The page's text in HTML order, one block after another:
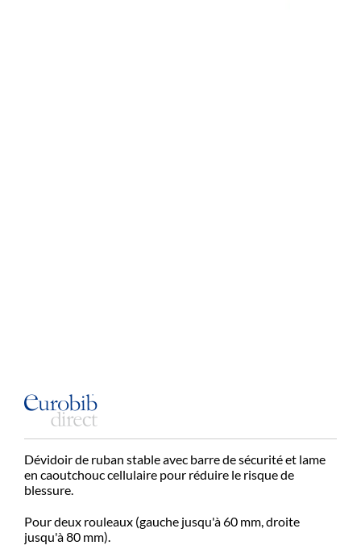
Dévidoir de ruban stable avec barre de sécurité et lame
en caoutchouc cellulaire pour réduire le risque de
blessure.
Pour deux rouleaux (gauche jusqu'à 60 mm, droite
jusqu'à 80 mm).